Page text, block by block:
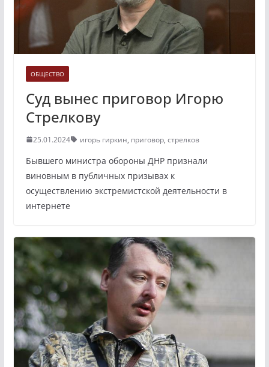
ОБЩЕСТВО
Суд вынес приговор Игорю
Стрелкову
25.01.2024 игорь гиркин, приговор, стрелков
Бывшего министра обороны ДНР признали
виновным в публичных призывах к
осуществлению экстремистской деятельности в
интернете